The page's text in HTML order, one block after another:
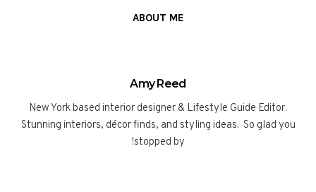
ABOUT ME
Amy Reed
New York based interior designer & Lifestyle Guide Editor.
Stunning interiors, décor finds, and styling ideas. So glad you
stopped by!